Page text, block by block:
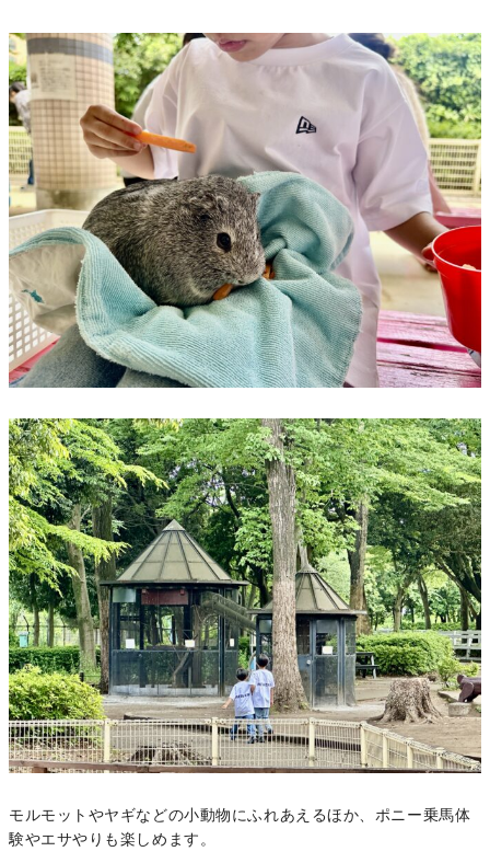
モルモットやヤギなどの小動物にふれあえるほか、ポニー乗馬体
験やエサやりも楽しめます。